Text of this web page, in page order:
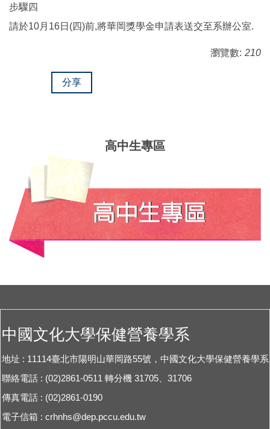
步驟四
請於10月16日(四)前,將華岡獎學金申請表送交至系辦公室.
瀏覽數: 210
分享
高中生專區
中國文化大學保健營養學系
地址 : 11114臺北市陽明山華岡路55號，中國文化大學保健營養學
聯絡電話 : (02)2861-0511 轉分機 31705、31706
傳真電話 : (02)2861-0190
電子信箱 : crhnhs@dep.pccu.edu.tw